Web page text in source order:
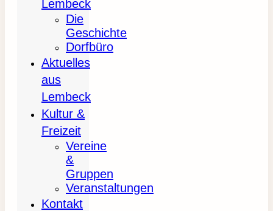
Lembeck
Die
Geschichte
Dorfbüro
Aktuelles
aus
Lembeck
Kultur &
Freizeit
Vereine
&
Gruppen
Veranstaltungen
Kontakt